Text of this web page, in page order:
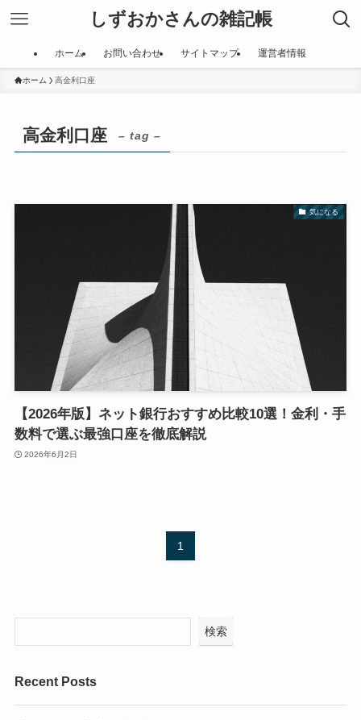
しずおかさんの雑記帳
ホーム お問い合わせ サイトマップ 運営者情報
ホーム 高金利口座
高金利口座 – tag –
気になる
【2026年版】ネット銀行おすすめ比較10選！金利・手
数料で選ぶ最強口座を徹底解説
2026年6月2日
1
検索
Recent Posts